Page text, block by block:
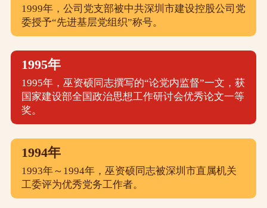
1999年，公司党支部被中共深圳市建设控股公司党
委授予“先进基层党组织”称号。
1995年
1995年，巫资硕同志撰写的“论党内监督”一文，获
国家建设部全国政治思想工作研讨会优秀论文一等
奖。
1994年
1993年～1994年，巫资硕同志被深圳市直属机关
工委评为优秀党务工作者。